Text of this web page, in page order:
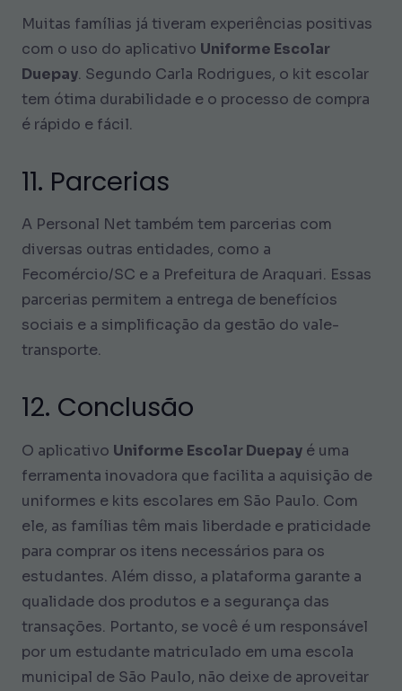
Muitas famílias já tiveram experiências positivas
com o uso do aplicativo Uniforme Escolar
Duepay. Segundo Carla Rodrigues, o kit escolar
tem ótima durabilidade e o processo de compra
é rápido e fácil.
11. Parcerias
A Personal Net também tem parcerias com
diversas outras entidades, como a
Fecomércio/SC e a Prefeitura de Araquari. Essas
parcerias permitem a entrega de benefícios
sociais e a simplificação da gestão do vale-
transporte.
12. Conclusão
O aplicativo Uniforme Escolar Duepay é uma
ferramenta inovadora que facilita a aquisição de
uniformes e kits escolares em São Paulo. Com
ele, as famílias têm mais liberdade e praticidade
para comprar os itens necessários para os
estudantes. Além disso, a plataforma garante a
qualidade dos produtos e a segurança das
transações. Portanto, se você é um responsável
por um estudante matriculado em uma escola
municipal de São Paulo, não deixe de aproveitar